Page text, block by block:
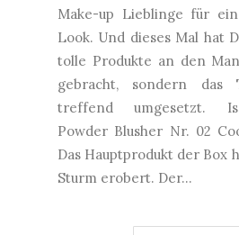
Make-up Lieblinge für
Look. Und dieses Mal hat
tolle Produkte an den
gebracht, sondern das
treffend umgesetzt.
Powder Blusher Nr. 02
Das Hauptprodukt der Box
Sturm erobert. Der...